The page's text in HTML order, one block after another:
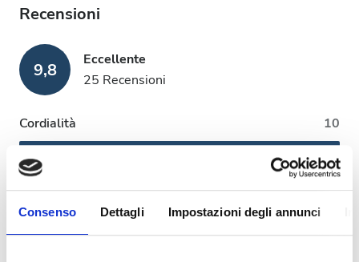
Consenso Dettagli Impostazioni degli annunci
Recensioni
9,8
Eccellente
25 Recensioni
Cordialità 10
Pulizia 10
Strutture